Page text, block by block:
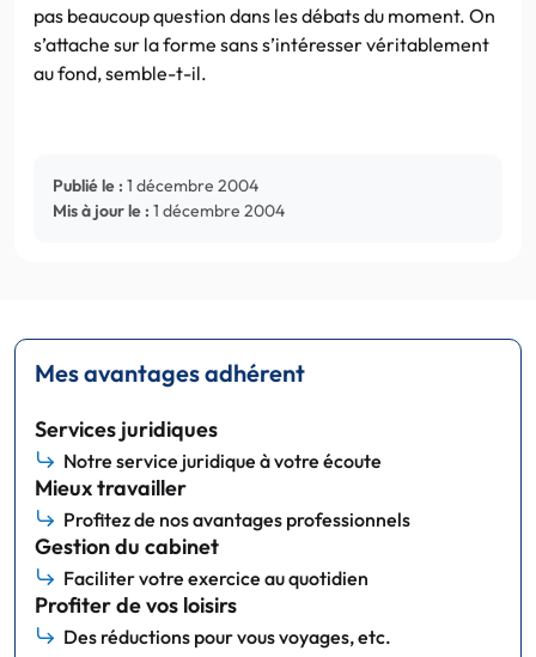
pas beaucoup question dans les débats du moment. On
s’attache sur la forme sans s’intéresser véritablement
au fond, semble-t-il.
Publié le : 1 décembre 2004
Mis à jour le : 1 décembre 2004
Mes avantages adhérent
Services juridiques
Notre service juridique à votre écoute
Mieux travailler
Profitez de nos avantages professionnels
Gestion du cabinet
Faciliter votre exercice au quotidien
Profiter de vos loisirs
Des réductions pour vous voyages, etc.